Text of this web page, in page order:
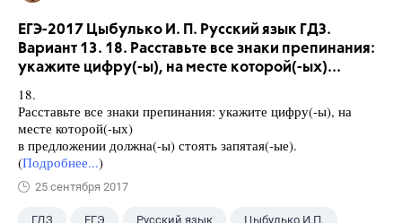
ЕГЭ-2017 Цыбулько И. П. Русский язык ГДЗ.
Вариант 13. 18. Расставьте все знаки препинания:
укажите цифру(-ы), на месте которой(-ых)...
18.
Расставьте все знаки препинания: укажите цифру(-ы), на
месте которой(-ых)
в предложении должна(-ы) стоять запятая(-ые).
(Подробнее...)
25 сентября 2017
ГДЗ ЕГЭ Русский язык Цыбулько И.П.